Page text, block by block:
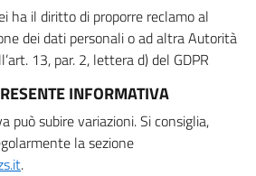
ha il diritto di proporre reclamo al
dei dati personali o ad altra Autorità
13, par. 2, lettera d) del GDPR
INFORMATIVA
può subire variazioni. Si consiglia,
la sezione
.